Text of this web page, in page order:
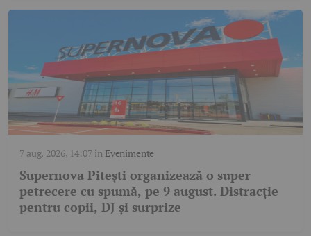
7 aug. 2026, 14:07în Evenimente
Supernova Pitești organizează o super
petrecere cu spumă, pe 9 august. Distracție
pentru copii, DJ și surprize